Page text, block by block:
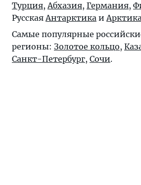
Турция,Абхазия, Германия,
РусскаяАнтарктика и
Самые популярные
регионы: Золотое кольцо,
Санкт-Петербург, Сочи.